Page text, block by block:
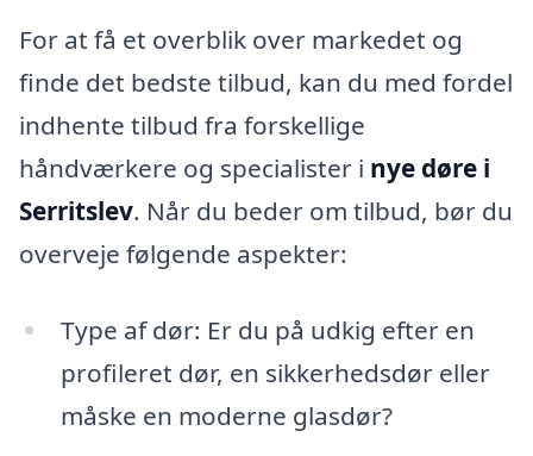
For at få et overblik over markedet og
finde det bedste tilbud, kan du med fordel
indhente tilbud fra forskellige
håndværkere og specialister i nye døre i
Serritslev. Når du beder om tilbud, bør du
overveje følgende aspekter:
Type af dør: Er du på udkig efter en
profileret dør, en sikkerhedsdør eller
måske en moderne glasdør?